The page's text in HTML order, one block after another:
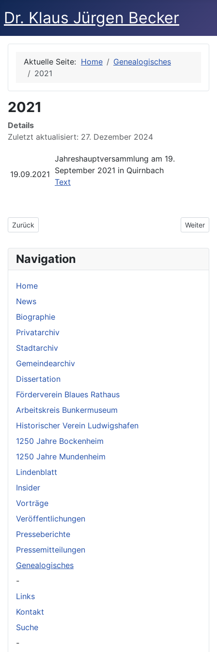
Dr. Klaus Jürgen Becker
Navigation
Home
News
Biographie
Privatarchiv
Stadtarchiv
Gemeindearchiv
Dissertation
Förderverein Blaues Rathaus
Arbeitskreis Bunkermuseum
Historischer Verein Ludwigshafen
1250 Jahre Bockenheim
1250 Jahre Mundenheim
Lindenblatt
Insider
Vorträge
Veröffentlichungen
Presseberichte
Pressemitteilungen
Genealogisches
-
Links
Kontakt
Suche
-
Aktuelle Seite: Home
Genealogisches
2021
2021
Details
Zuletzt aktualisiert: 27. Dezember 2024
19.09.2021
Jahreshauptversammlung am 19.
September 2021 in Quirnbach
Text
Vorheriger Beitrag: 2023
Zurück Nächster
Weiter